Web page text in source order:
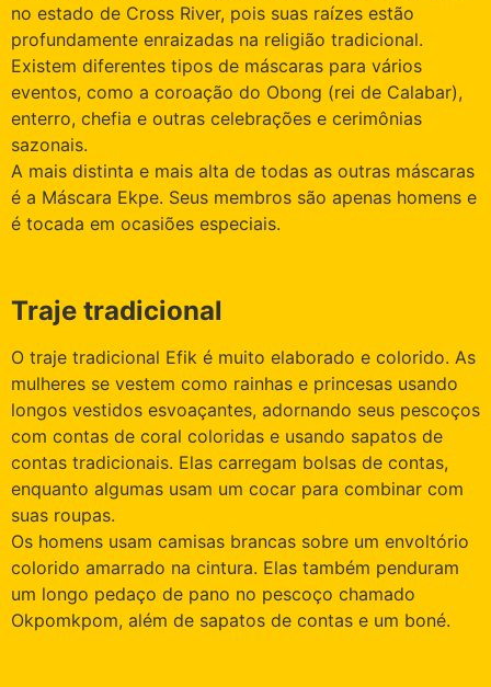
no estado de Cross River, pois suas raízes estão
profundamente enraizadas na religião tradicional.
Existem diferentes tipos de máscaras para vários
eventos, como a coroação do Obong (rei de Calabar),
enterro, chefia e outras celebrações e cerimônias
sazonais.
A mais distinta e mais alta de todas as outras máscaras
é a Máscara Ekpe. Seus membros são apenas homens e
é tocada em ocasiões especiais.
Traje tradicional
O traje tradicional Efik é muito elaborado e colorido. As
mulheres se vestem como rainhas e princesas usando
longos vestidos esvoaçantes, adornando seus pescoços
com contas de coral coloridas e usando sapatos de
contas tradicionais. Elas carregam bolsas de contas,
enquanto algumas usam um cocar para combinar com
suas roupas.
Os homens usam camisas brancas sobre um envoltório
colorido amarrado na cintura. Elas também penduram
um longo pedaço de pano no pescoço chamado
Okpomkpom, além de sapatos de contas e um boné.